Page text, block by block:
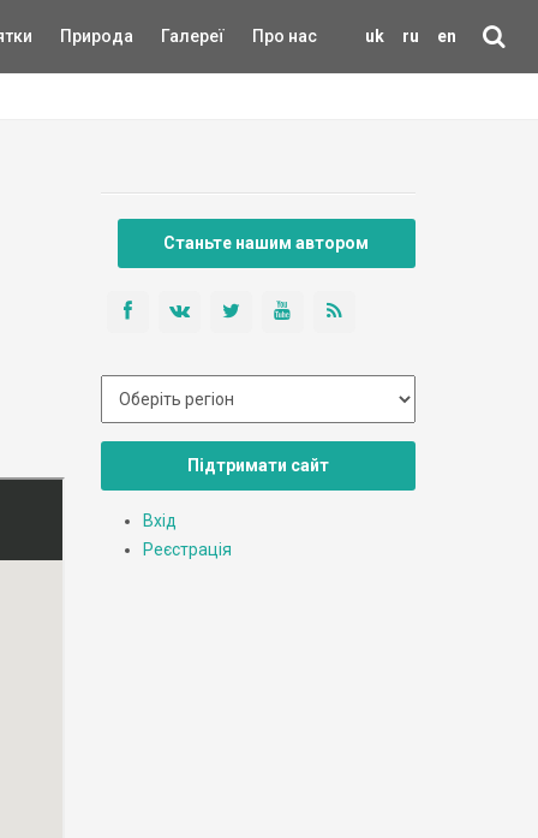
uk ru en
Природа Галереї Про нас
Станьте нашим автором
Підтримати сайт
Вхід
Реєстрація